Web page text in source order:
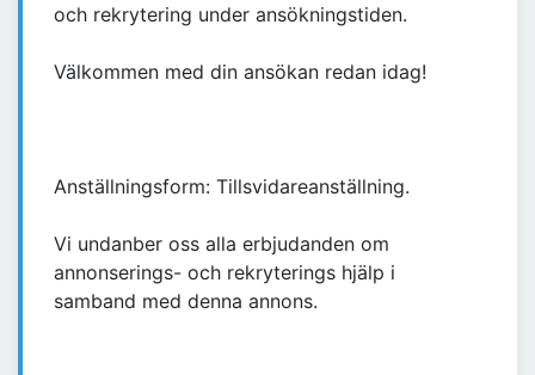
och rekrytering under ansökningstiden.
Välkommen med din ansökan redan idag!
Anställningsform: Tillsvidareanställning.
Vi undanber oss alla erbjudanden om
annonserings- och rekryterings hjälp i
samband med denna annons.